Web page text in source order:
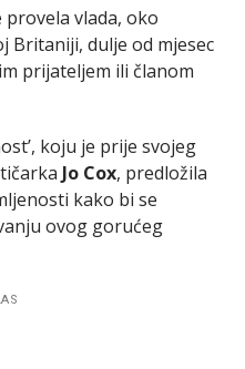
vlada, oko
Britaniji, dulje od mjesec
prijateljem ili članom
koju je prije svojeg
Jo Cox, predložila
kako bi se
ovog gorućeg